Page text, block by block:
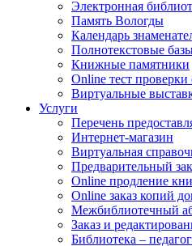
Электронная
Память Вологды
Календарь
Полнотекстовые
Книжные памятники
Online тест проверки
Виртуальные
Услуги
Перечень
Интернет-магазин
Виртуальная
Предварительный
Online продление
Online заказ копий
Межбиблиотечный
Заказ и
Библиотека –